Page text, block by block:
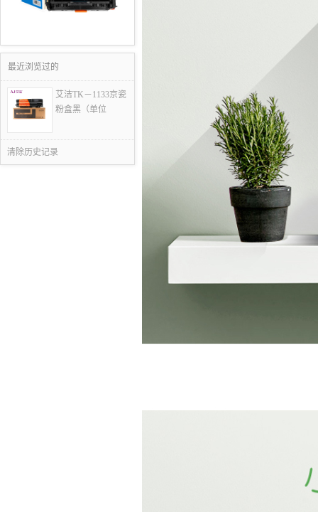
最近浏览过的
艾洁TK－1133京瓷
粉盒黑（单位
清除历史记录